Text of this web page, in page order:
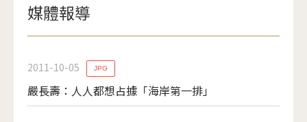
媒體報導
2011-10-05
嚴長壽：人人都想占據「海岸第一排」
JPG